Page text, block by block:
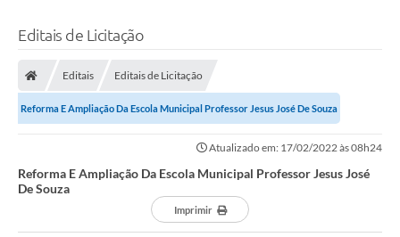
Editais de Licitação
Editais Editais de Licitação
Reforma E Ampliação Da Escola Municipal Professor Jesus José De Souza
Atualizado em: 17/02/2022 às 08h24
Reforma E Ampliação Da Escola Municipal Professor Jesus José
De Souza
Imprimir